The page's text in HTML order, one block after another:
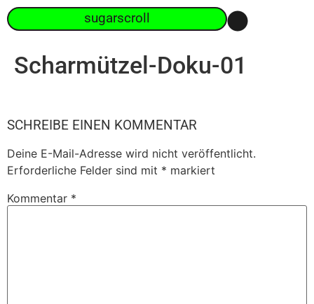
sugarscroll
Scharmützel-Doku-01
SCHREIBE EINEN KOMMENTAR
Deine E-Mail-Adresse wird nicht veröffentlicht.
Erforderliche Felder sind mit * markiert
Kommentar *